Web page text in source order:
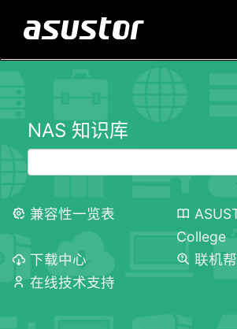
NAS 知识库
兼容性一览表
College
下载中心
联机
在线技术支持